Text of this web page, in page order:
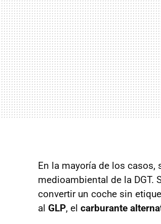
En la mayoría de los casos,
medioambiental de la DGT.
convertir un coche sin
al GLP, el carburante